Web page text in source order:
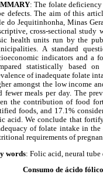
: The folate deficiency
defects. The aim of this
do Jequitinhonha, Minas
cross-sectional study
health units run by the
A standard
indicators and a
statistically based
of inadequate folate
amongst the low income
fewer meals per day. The
the contribution of food
foods, and 17.1%
acid. We conclude that
of folate intake in the
requirements of
words: Folic acid, neural tube
Consumo de ácido